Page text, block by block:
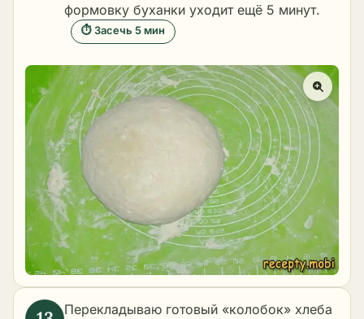
формовку буханки уходит ещё 5 минут.
⏱ Засечь 5 мин
Перекладываю готовый «колобок» хлеба